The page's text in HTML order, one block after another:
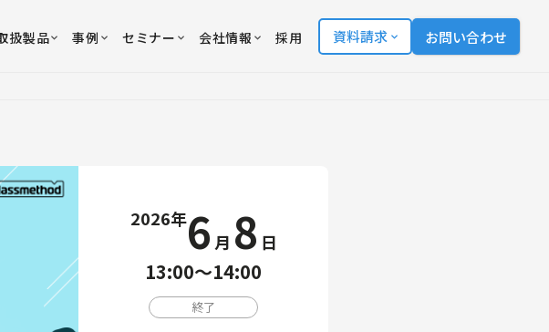
扱製品 事例 セミナー 会社情報 採用 資料請求 お問い合わせ
2026年6 月 8 日
13:00〜14:00
終了